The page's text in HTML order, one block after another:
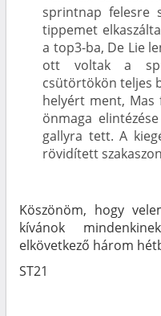
sprintnap felesre
tippemet
a top3-ba, De Lie
ott voltak a
csütörtökön teljes
helyért ment, Mas
önmaga
gallyra tett. A
rövidített
Köszönöm, hogy
kívánok
elkövetkező három
ST21